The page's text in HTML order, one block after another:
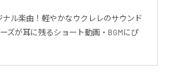
ナル楽曲！軽やかなウクレレのサウンド
ズが耳に残るショート動画・BGMにぴ